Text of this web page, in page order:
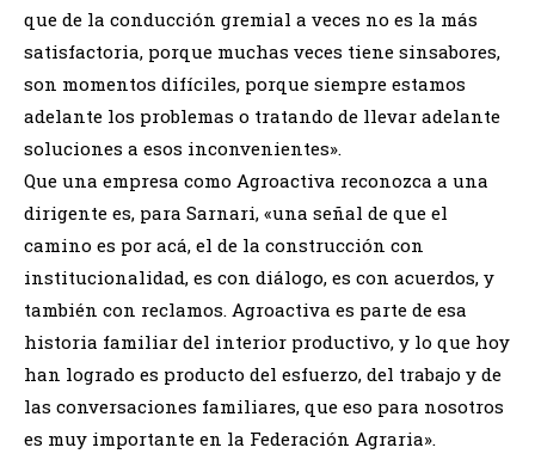
que de la conducción gremial a veces no es la más
satisfactoria, porque muchas veces tiene sinsabores,
son momentos difíciles, porque siempre estamos
adelante los problemas o tratando de llevar adelante
soluciones a esos inconvenientes».
Que una empresa como Agroactiva reconozca a una
dirigente es, para Sarnari, «una señal de que el
camino es por acá, el de la construcción con
institucionalidad, es con diálogo, es con acuerdos, y
también con reclamos. Agroactiva es parte de esa
historia familiar del interior productivo, y lo que hoy
han logrado es producto del esfuerzo, del trabajo y de
las conversaciones familiares, que eso para nosotros
es muy importante en la Federación Agraria».